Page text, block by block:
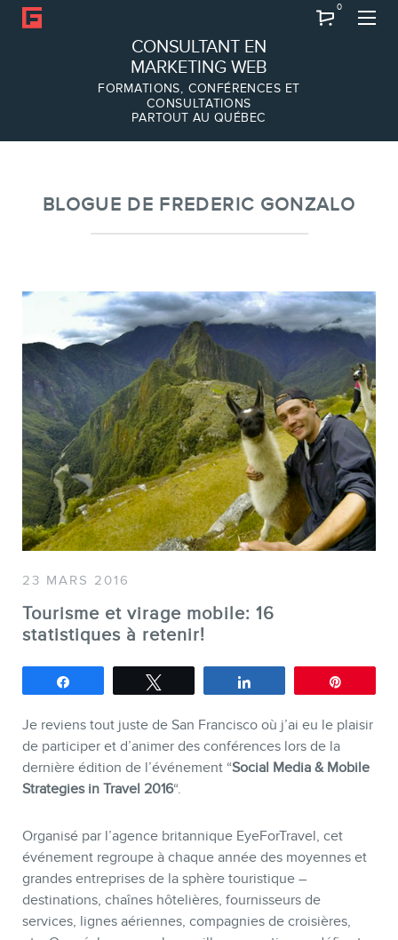
CONSULTANT EN
MARKETING WEB
FORMATIONS, CONFÉRENCES ET
CONSULTATIONS
PARTOUT AU QUÉBEC
0
À PROPOS
Équipe
SERVICES
Conférences
Formations marketing en
Formations marketing de
Audits web (SEO) et IA
BOUTIQUE
BLOGUE DE FREDERIC GONZALO
23 MARS 2016
Tourisme et virage mobile: 16
statistiques à retenir!
Je reviens tout juste de San Francisco où j’ai eu le plaisir
de participer et d’animer des conférences lors de la
dernière édition de l’événement “Social Media & Mobile
Strategies in Travel 2016“.
Organisé par l’agence britannique EyeForTravel, cet
événement regroupe à chaque année des moyennes et
grandes entreprises de la sphère touristique –
destinations, chaînes hôtelières, fournisseurs de
services, lignes aériennes, compagnies de croisières,